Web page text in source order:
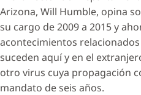
Arizona, Will Humble, opina
su cargo de 2009 a 2015 y
acontecimientos
suceden aquí y en el
otro virus cuya propagación
mandato de seis años.